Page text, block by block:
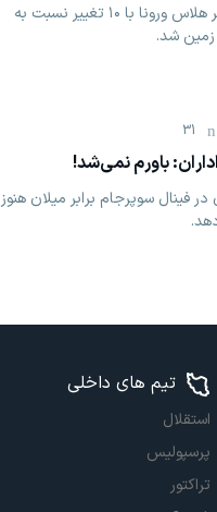
اینتر در شب پیروزی خفیف برابر هلاس ورونا با ۱۰ تغییر نسبت به
زمین شد.
31
باورم نمی‌شد!
فینال سوپرجام برابر میلان هنوز
تیم های داخلی
استقلال
پرسپولیس
تراکتور